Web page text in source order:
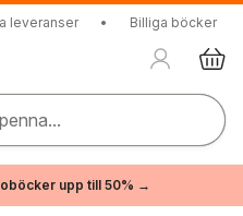
leveranser • Billiga böcker
upp till 50% →